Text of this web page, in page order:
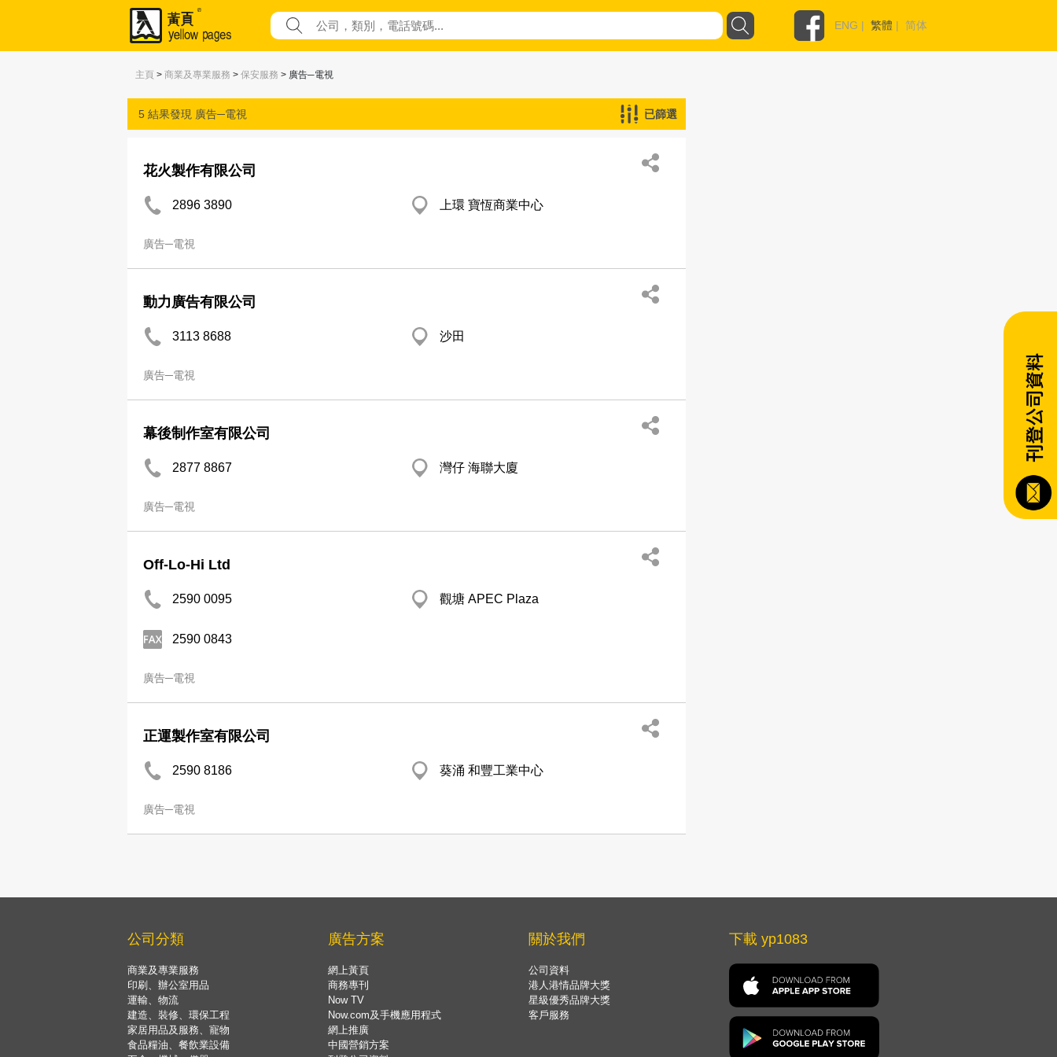
ENG | 繁體 | 简体
主頁 > 商業及專業服務 > 保安服務 > 廣告─電視
5 結果發現 廣告─電視 已篩選
花火製作有限公司
2896 3890 上環 寶恆商業中心
廣告─電視
動力廣告有限公司
3113 8688 沙田
廣告─電視
幕後制作室有限公司
2877 8867 灣仔 海聯大廈
廣告─電視
Off-Lo-Hi Ltd
2590 0095 觀塘 APEC Plaza
2590 0843
廣告─電視
正運製作室有限公司
2590 8186 葵涌 和豐工業中心
廣告─電視
公司分類
商業及專業服務
印刷、辦公室用品
運輸、物流
建造、裝修、環保工程
家居用品及服務、寵物
食品糧油、餐飲業設備
廣告方案
網上黃頁
商務專刊
Now TV
Now.com及手機應用程式
網上推廣
中國營銷方案
關於我們
公司資料
港人港情品牌大獎
星級優秀品牌大獎
客戶服務
下載 yp1083